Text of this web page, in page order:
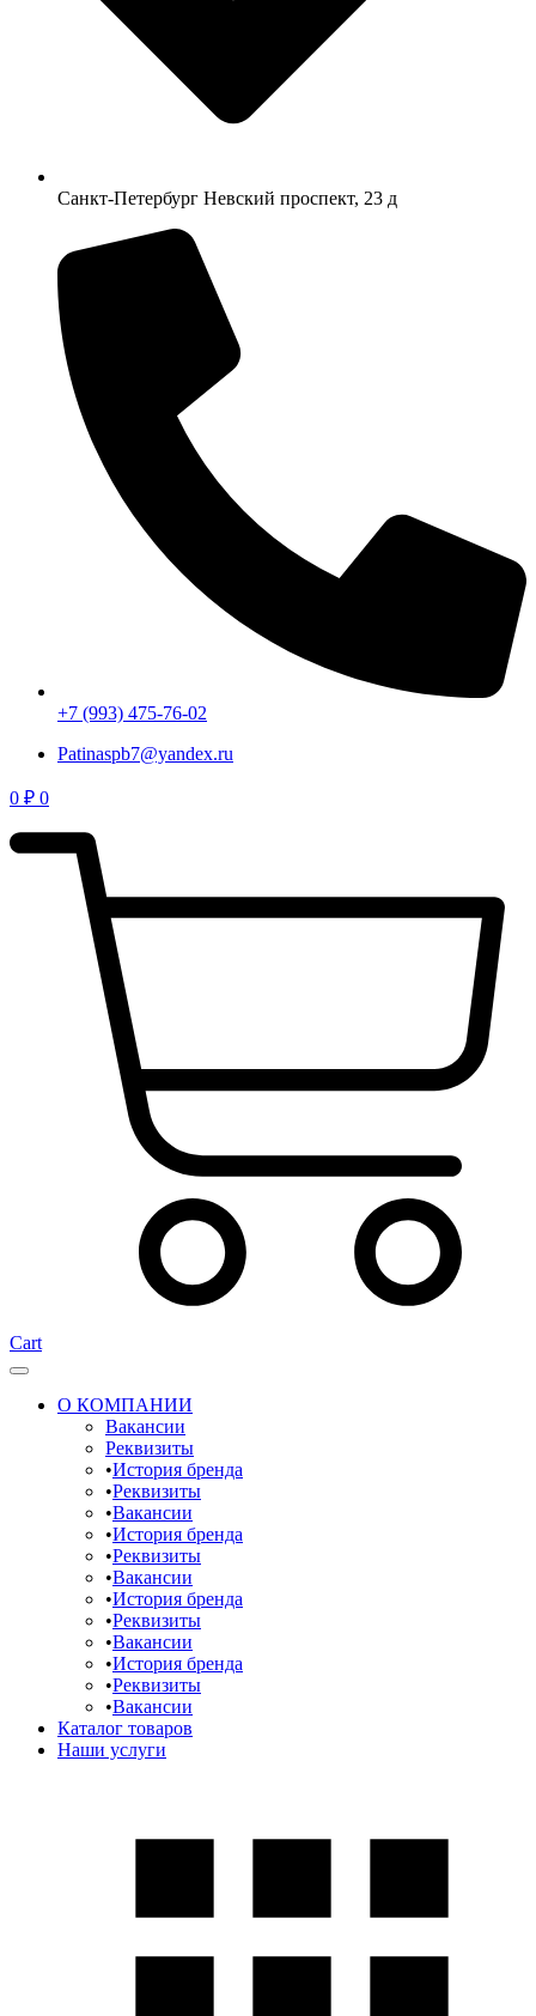
Санкт-Петербург Невский проспект, 23 д
+7 (993) 475-76-02
Patinaspb7@yandex.ru
0 ₽ 0
Cart
О КОМПАНИИ
Вакансии
Реквизиты
История бренда
Реквизиты
Вакансии
История бренда
Реквизиты
Вакансии
История бренда
Реквизиты
Вакансии
История бренда
Реквизиты
Вакансии
Каталог товаров
Наши услуги